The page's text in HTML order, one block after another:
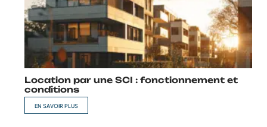
Sélection de la meilleure foncière pour votre
investissement immobilier